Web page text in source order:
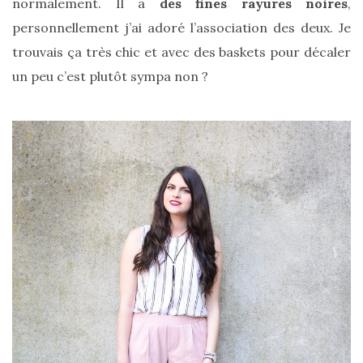
Zoom
sac
Batman
Small
RSVP
Paris
16/05/2026
personnellement j’ai adoré l’association des deux. Je
trouvais ça très chic et avec des baskets pour décaler
un peu c’est plutôt sympa non ?